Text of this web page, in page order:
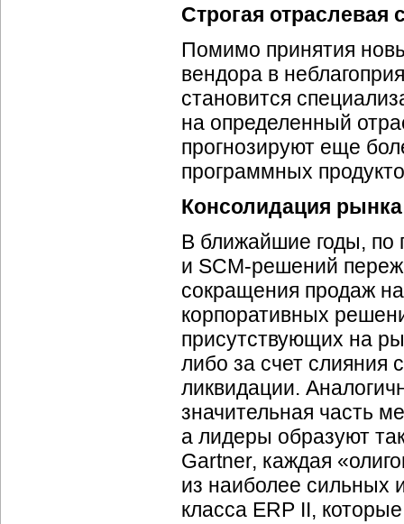
Строгая отраслевая
Помимо принятия
вендора в
становится
на определенный
прогнозируют еще
программных
Консолидация
В ближайшие годы, по
и SCM-решений
сокращения продаж
корпоративных
присутствующих на
либо за счет слияния
ликвидации.
значительная часть
а лидеры образуют
Gartner, каждая
из наиболее сильных
класса ERP II,